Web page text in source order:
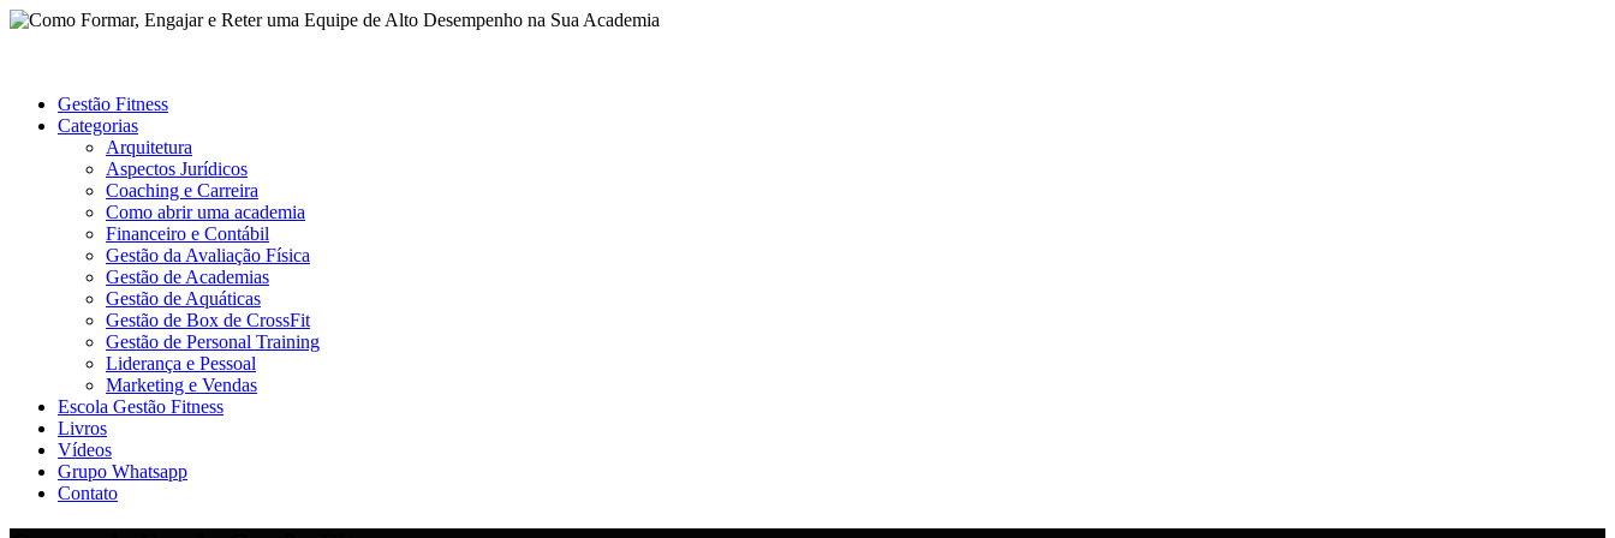
Gestão Fitness
Categorias
Arquitetura
Aspectos Jurídicos
Coaching e Carreira
Como abrir uma academia
Financeiro e Contábil
Gestão da Avaliação Física
Gestão de Academias
Gestão de Aquáticas
Gestão de Box de CrossFit
Gestão de Personal Training
Liderança e Pessoal
Marketing e Vendas
Escola Gestão Fitness
Livros
Vídeos
Grupo Whatsapp
Contato